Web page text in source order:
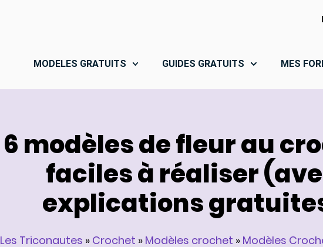
MODELES GRATUITS GUIDES GRATUITS MES
6 modèles de fleur au
faciles à réaliser
explications
Les Triconautes » Crochet » Modèles crochet » Modèles